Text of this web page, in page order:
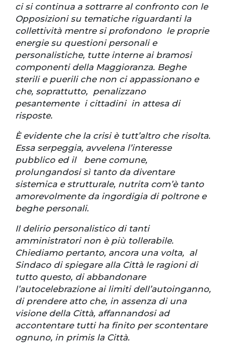
ci si continua a sottrarre al confronto con le
Opposizioni su tematiche riguardanti la
collettività mentre si profondono le proprie
energie su questioni personali e
personalistiche, tutte interne ai bramosi
componenti della Maggioranza. Beghe
sterili e puerili che non ci appassionano e
che, soprattutto, penalizzano
pesantemente i cittadini in attesa di
risposte.
È evidente che la crisi è tutt’altro che risolta.
Essa serpeggia, avvelena l’interesse
pubblico ed il bene comune,
prolungandosi sì tanto da diventare
sistemica e strutturale, nutrita com’è tanto
amorevolmente da ingordigia di poltrone e
beghe personali.
Il delirio personalistico di tanti
amministratori non è più tollerabile.
Chiediamo pertanto, ancora una volta, al
Sindaco di spiegare alla Città le ragioni di
tutto questo, di abbandonare
l’autocelebrazione ai limiti dell’autoinganno,
di prendere atto che, in assenza di una
visione della Città, affannandosi ad
accontentare tutti ha finito per scontentare
ognuno, in primis la Città.